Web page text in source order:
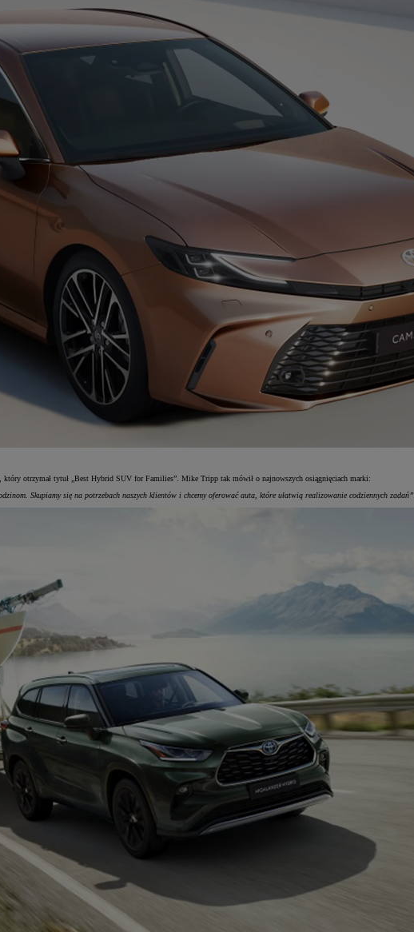
otrzymał tytuł „Best Hybrid SUV for Families”. Mike Tripp tak mówił o najnowszych osiągnięciach marki:
Skupiamy się na potrzebach naszych klientów i chcemy oferować auta, które ułatwią realizowanie codziennych zadań”.